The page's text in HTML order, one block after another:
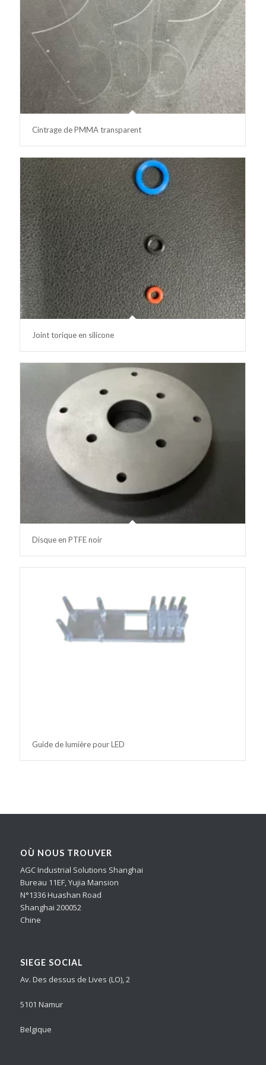
Cintrage de PMMA transparent
Joint torique en silicone
Disque en PTFE noir
Guide de lumière pour LED
OÙ NOUS TROUVER
AGC Industrial Solutions Shanghai
Bureau 11EF, Yujia Mansion
N°1336 Huashan Road
Shanghai 200052
Chine
SIEGE SOCIAL
Av. Des dessus de Lives (LO), 2
5101 Namur
Belgique